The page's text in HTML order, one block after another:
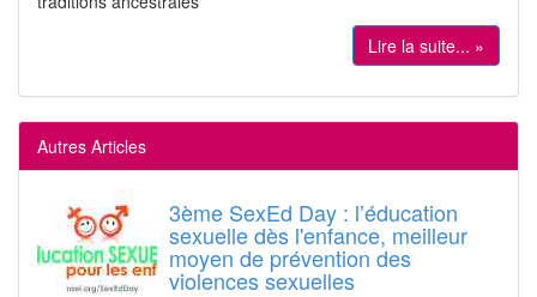
Lire la suite... »
Autres Articles
3ème SexEd Day : l’éducation
sexuelle dès l'enfance, meilleur
moyen de prévention des
violences sexuelles